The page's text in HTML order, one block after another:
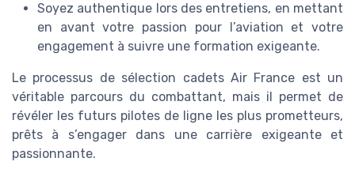
Soyez authentique lors des entretiens, en mettant
en avant votre passion pour l’aviation et votre
engagement à suivre une formation exigeante.
Le processus de sélection cadets Air France est un
véritable parcours du combattant, mais il permet de
révéler les futurs pilotes de ligne les plus prometteurs,
prêts à s’engager dans une carrière exigeante et
passionnante.